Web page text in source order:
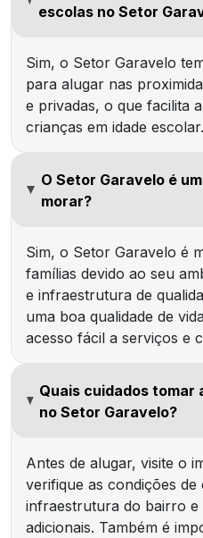
escolas no Setor
Sim, o Setor Garavelo
para alugar nas
e privadas, o que facilita
crianças em idade escolar.
O Setor Garavelo é
morar?
Sim, o Setor Garavelo é
famílias devido ao seu
e infraestrutura de
uma boa qualidade de
acesso fácil a serviços e
Quais cuidados tomar
no Setor Garavelo?
Antes de alugar, visite o
verifique as condições
infraestrutura do bairro e
adicionais. Também é